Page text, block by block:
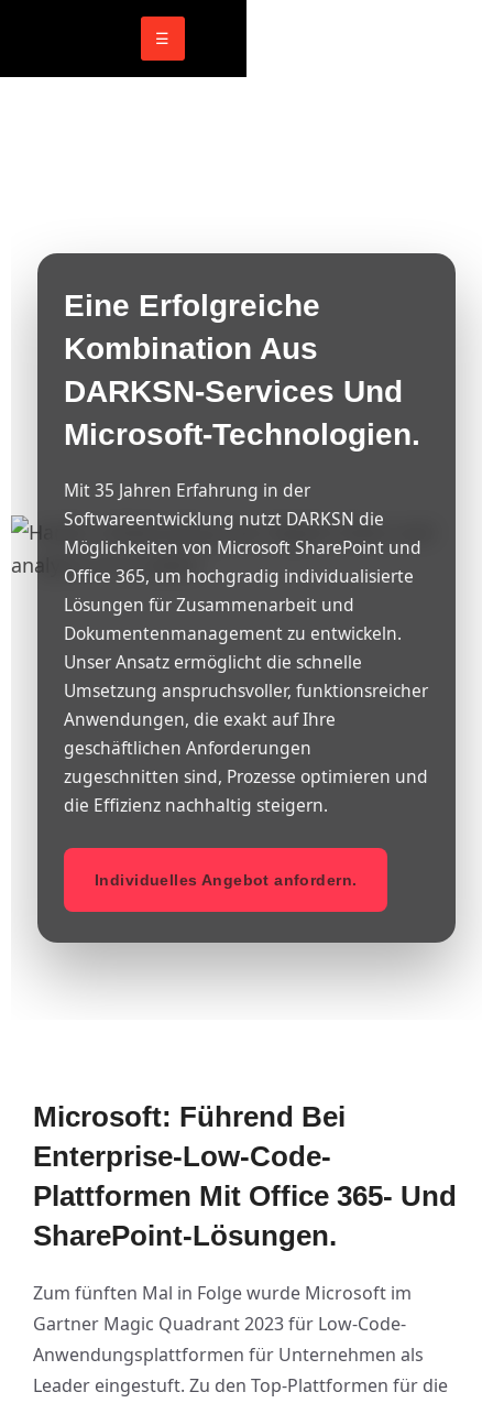
☰
Eine Erfolgreiche
Kombination Aus
DARKSN-Services Und
Microsoft-Technologien.
Mit 35 Jahren Erfahrung in der
Softwareentwicklung nutzt DARKSN die
Möglichkeiten von Microsoft SharePoint und
Office 365, um hochgradig individualisierte
Lösungen für Zusammenarbeit und
Dokumentenmanagement zu entwickeln.
Unser Ansatz ermöglicht die schnelle
Umsetzung anspruchsvoller, funktionsreicher
Anwendungen, die exakt auf Ihre
geschäftlichen Anforderungen
zugeschnitten sind, Prozesse optimieren und
die Effizienz nachhaltig steigern.
Individuelles Angebot anfordern.
Microsoft: Führend Bei
Enterprise-Low-Code-
Plattformen Mit Office 365- Und
SharePoint-Lösungen.
Zum fünften Mal in Folge wurde Microsoft im
Gartner Magic Quadrant 2023 für Low-Code-
Anwendungsplattformen für Unternehmen als
Leader eingestuft. Zu den Top-Plattformen für die